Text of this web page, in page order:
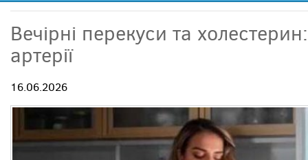
Вечірні перекуси та
артерії
16.06.2026